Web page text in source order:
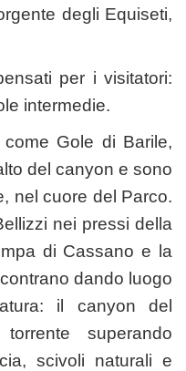
degli Equiseti,
per i visitatori:
intermedie.
Gole di Barile,
del canyon e sono
nel cuore del Parco.
nei pressi della
di Cassano e la
dando luogo
il canyon del
superando
scivoli naturali e